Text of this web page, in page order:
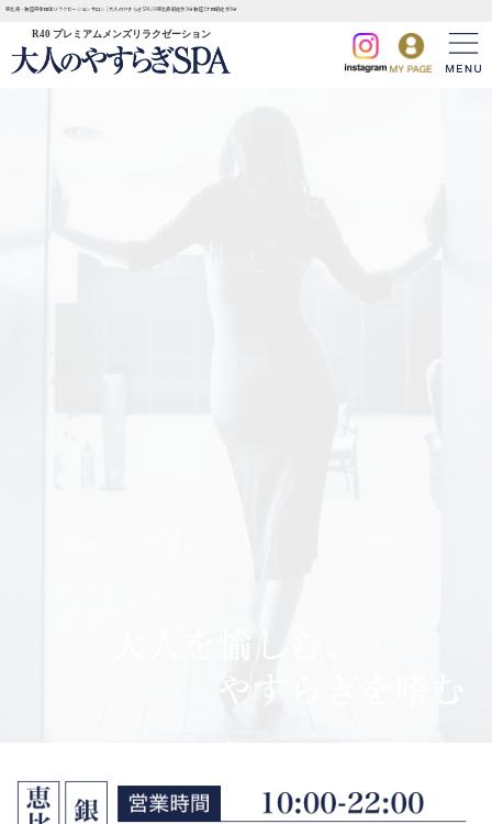
恵比寿・銀座完全個室リラクゼーションサロン | 大人のやすらぎSPA JR恵比寿駅徒歩3分 銀座1丁目駅徒歩3分
R40 プレミアムメンズリラクゼーション